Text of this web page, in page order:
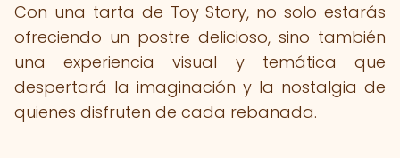
Con una tarta de Toy Story, no solo estarás
ofreciendo un postre delicioso, sino también
una experiencia visual y temática que
despertará la imaginación y la nostalgia de
quienes disfruten de cada rebanada.